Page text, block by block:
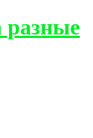
разные